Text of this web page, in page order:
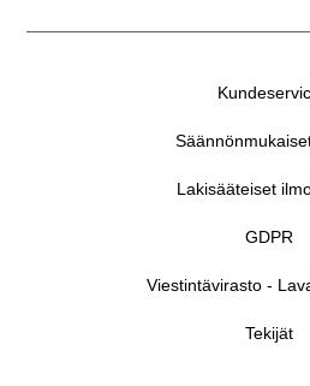
Lakisääteiset
GDPR
Viestintävirasto -
Tekijät